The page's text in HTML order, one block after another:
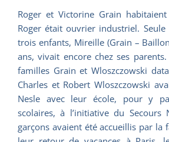
Roger et Victorine Grain
Roger était ouvrier industriel.
trois enfants, Mireille (Grain –
ans, vivait encore chez ses
familles Grain et Wloszczowski
Charles et Robert Wloszczowski
Nesle avec leur école, pour y
scolaires, à l’initiative du Secours
garçons avaient été accueillis par la